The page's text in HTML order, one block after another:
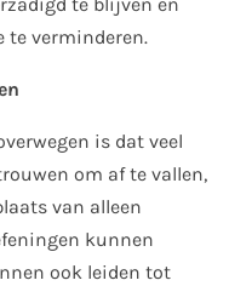
te blijven en
verminderen.
is dat veel
om af te vallen,
van alleen
kunnen
ook leiden tot